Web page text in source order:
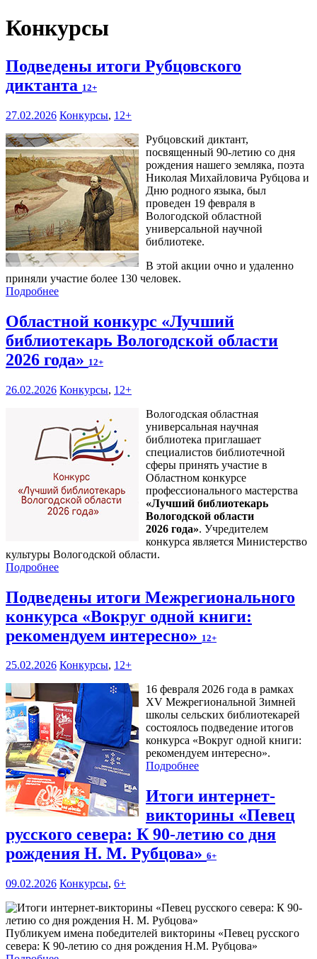
Конкурсы
Подведены итоги Рубцовского
диктанта 12+
27.02.2026 Конкурсы, 12+
Рубцовский диктант,
посвященный 90-летию со дня
рождения нашего земляка, поэта
Николая Михайловича Рубцова и
Дню родного языка, был
проведен 19 февраля в
Вологодской областной
универсальной научной
библиотеке.
В этой акции очно и удаленно
приняли участие более 130 человек.
Подробнее
Областной конкурс «Лучший
библиотекарь Вологодской области
2026 года» 12+
26.02.2026 Конкурсы, 12+
Вологодская областная
универсальная научная
библиотека приглашает
специалистов библиотечной
сферы принять участие в
Областном конкурсе
профессионального мастерства
«Лучший библиотекарь
Вологодской области
2026 года». Учредителем
конкурса является Министерство
культуры Вологодской области.
Подробнее
Подведены итоги Межрегионального
конкурса «Вокруг одной книги:
рекомендуем интересно» 12+
25.02.2026 Конкурсы, 12+
16 февраля 2026 года в рамках
XV Межрегиональной Зимней
школы сельских библиотекарей
состоялось подведение итогов
конкурса «Вокруг одной книги:
рекомендуем интересно».
Подробнее
Итоги интернет-
викторины «Певец
русского севера: К 90-летию со дня
рождения Н. М. Рубцова» 6+
09.02.2026 Конкурсы, 6+
Публикуем имена победителей викторины «Певец русского
севера: К 90-летию со дня рождения Н.М. Рубцова»